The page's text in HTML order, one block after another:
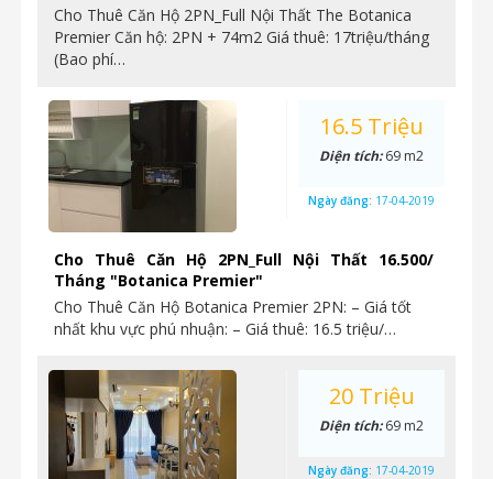
Cho Thuê Căn Hộ 2PN_Full Nội Thất The Botanica
Premier Căn hộ: 2PN + 74m2 Giá thuê: 17triệu/tháng
(Bao phí…
Cho Thuê Căn Hộ 2PN_Full Nội Thất 16.500/
Tháng "Botanica Premier"
Cho Thuê Căn Hộ Botanica Premier 2PN: – Giá tốt
nhất khu vực phú nhuận: – Giá thuê: 16.5 triệu/…
16.5 Triệu
Diện tích:69 m2
Ngày đăng: 17-04-2019
20 Triệu
Diện tích:69 m2
Ngày đăng: 17-04-2019